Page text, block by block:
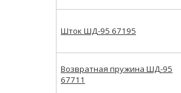
Шток ШД-95 67195
Возвратная пружина ШД-95
67711